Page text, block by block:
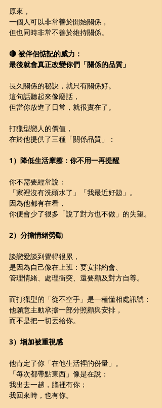
原來，
一個人可以非常善於開始關係，
但也同時非常不善於維持關係。
🔴 被伴侶惦記的威力：
最後就會真正改變你們「關係的品質」
長久關係的秘訣，就只有關係好。
這句話聽起來像廢話，
但當你放進了日常，就很實在了。
打獵型戀人的價值，
在於他提供了三種「關係品質」：
1）降低生活摩擦：你不用一再提醒
你不需要經常說：
「家裡沒有洗頭水了」「我最近好攰」。
因為他都有在看，
你便會少了很多「說了對方也不做」的失望。
2）分擔情緒勞動
談戀愛談到覺得很累，
是因為自己像在上班：要安排約會、
管理情緒、處理衝突、還要顧及對方自尊。
而打獵型的「從不空手」是一種懂相處訊號：
他願意主動承擔一部分照顧與安排，
而不是把一切丟給你。
3）增加被重視感
他肯定了你「在他生活裡的份量」。
「每次都帶點東西」像是在說：
我出去一趟，腦裡有你；
我回來時，也有你。